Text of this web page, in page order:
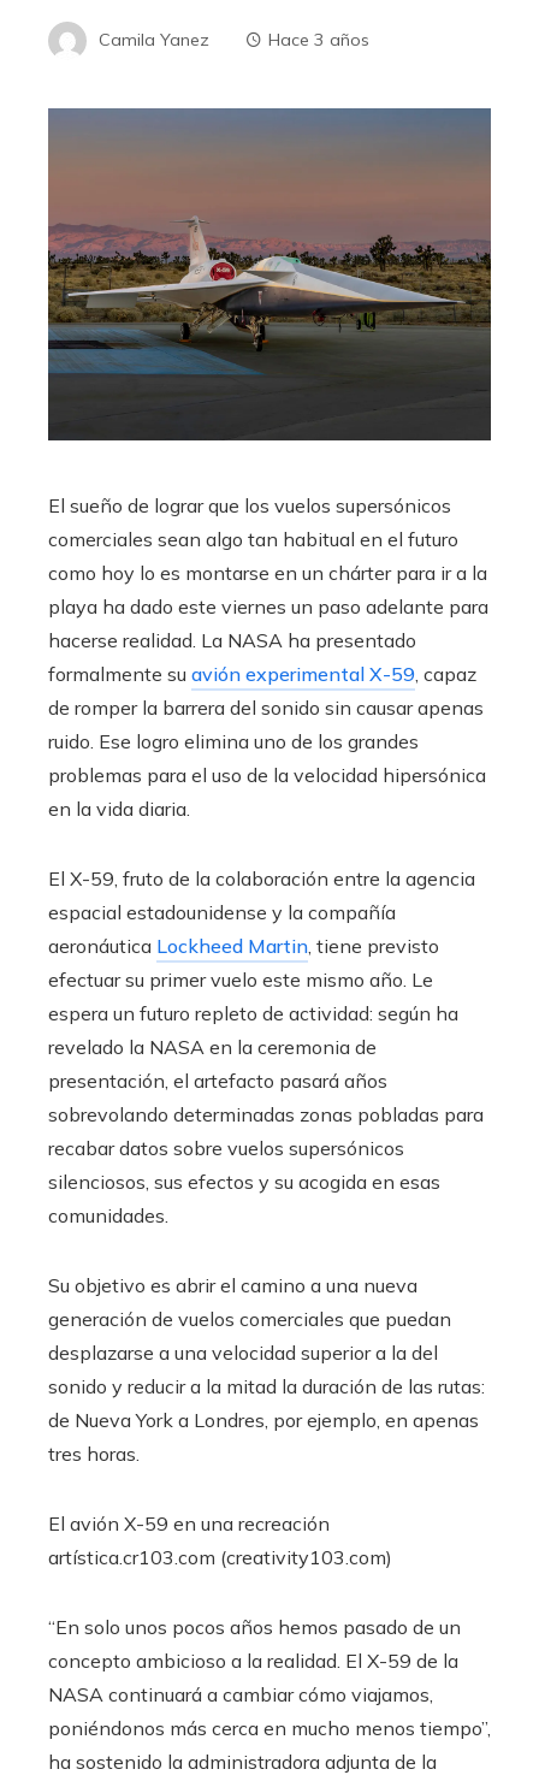
Camila Yanez Hace 3 años
El sueño de lograr que los vuelos supersónicos
comerciales sean algo tan habitual en el futuro
como hoy lo es montarse en un chárter para ir a la
playa ha dado este viernes un paso adelante para
hacerse realidad. La NASA ha presentado
formalmente su avión experimental X-59 , capaz
de romper la barrera del sonido sin causar apenas
ruido. Ese logro elimina uno de los grandes
problemas para el uso de la velocidad hipersónica
en la vida diaria.
El X-59, fruto de la colaboración entre la agencia
espacial estadounidense y la compañía
aeronáutica Lockheed Martin , tiene previsto
efectuar su primer vuelo este mismo año. Le
espera un futuro repleto de actividad: según ha
revelado la NASA en la ceremonia de
presentación, el artefacto pasará años
sobrevolando determinadas zonas pobladas para
recabar datos sobre vuelos supersónicos
silenciosos, sus efectos y su acogida en esas
comunidades.
Su objetivo es abrir el camino a una nueva
generación de vuelos comerciales que puedan
desplazarse a una velocidad superior a la del
sonido y reducir a la mitad la duración de las rutas:
de Nueva York a Londres, por ejemplo, en apenas
tres horas.
El avión X-59 en una recreación
artística.cr103.com (creativity103.com)
“En solo unos pocos años hemos pasado de un
concepto ambicioso a la realidad. El X-59 de la
NASA continuará a cambiar cómo viajamos,
poniéndonos más cerca en mucho menos tiempo”,
ha sostenido la administradora adjunta de la